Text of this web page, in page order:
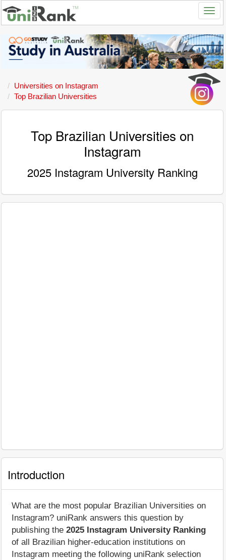
Universities on Instagram
Top Brazilian Universities
Top Brazilian Universities on
Instagram
2025 Instagram University Ranking
Introduction
What are the most popular Brazilian Universities on
Instagram? uniRank answers this question by
publishing the 2025 Instagram University Ranking
of all Brazilian higher-education institutions on
Instagram meeting the following uniRank selection